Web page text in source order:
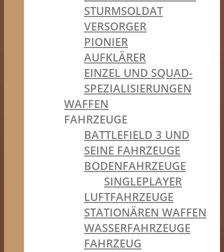
STURMSOLDAT
VERSORGER
PIONIER
AUFKLÄRER
EINZEL UND SQUAD-
SPEZIALISIERUNGEN
WAFFEN
FAHRZEUGE
BATTLEFIELD 3 UND
SEINE FAHRZEUGE
BODENFAHRZEUGE
SINGLEPLAYER
LUFTFAHRZEUGE
STATIONÄREN WAFFEN
WASSERFAHRZEUGE
FAHRZEUG